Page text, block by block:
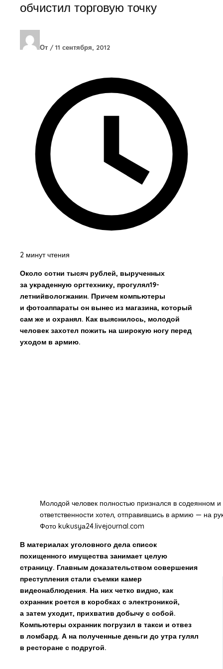
обчистил торговую точку
От / 11 сентября, 2012
2 минут чтения
Около сотни тысяч рублей, вырученных
за украденную оргтехнику, прогулял19-
летнийвологжанин. Причем компьютеры
и фотоаппараты он вынес из магазина, который
сам же и охранял. Как выяснилось, молодой
человек захотел пожить на широкую ногу перед
уходом в армию.
Молодой человек полностью признался в содеянном и
ответственности хотел, отправившись в армию — на
Фото kukusyа24.livejournal.com
В материалах уголовного дела список
похищенного имущества занимает целую
страницу. Главным доказательством совершения
преступления стали съемки камер
видеонаблюдения. На них четко видно, как
охранник роется в коробках с электроникой,
а затем уходит, прихватив добычу с собой.
Компьютеры охранник погрузил в такси и отвез
в ломбард. А на полученные деньги до утра гулял
в ресторане с подругой.